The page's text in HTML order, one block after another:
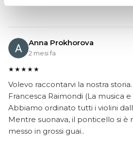
Anna Prokhorova
2 mesi fa
★★★★★
Volevo raccontarvi la nostra
Francesca Raimondi (La musica e
Abbiamo ordinato tutti i violini
Mentre suonava, il ponticello si è
messo in grossi guai..